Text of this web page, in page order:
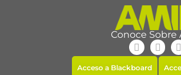
Conoce Sobre
Acceso a Blackboard